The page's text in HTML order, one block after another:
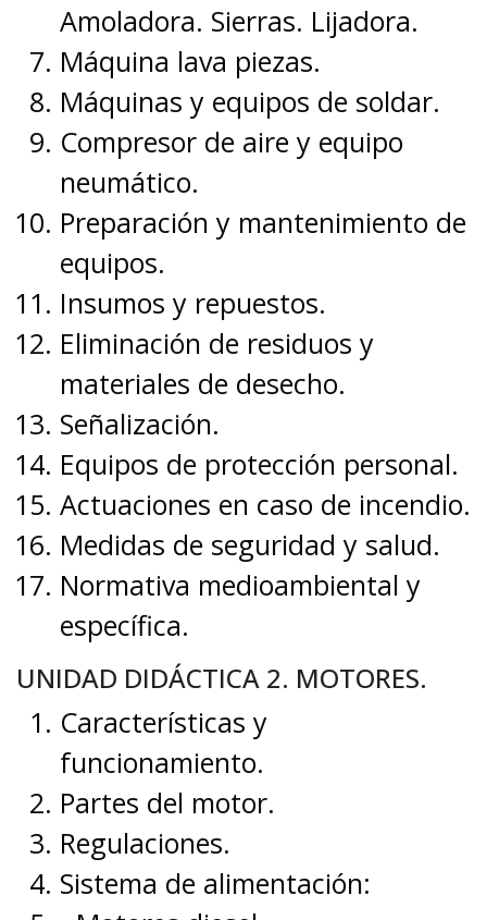
Amoladora. Sierras. Lijadora.
Máquina lava piezas.
Máquinas y equipos de soldar.
Compresor de aire y equipo
neumático.
Preparación y mantenimiento de
equipos.
Insumos y repuestos.
Eliminación de residuos y
materiales de desecho.
Señalización.
Equipos de protección personal.
Actuaciones en caso de incendio.
Medidas de seguridad y salud.
Normativa medioambiental y
específica.
UNIDAD DIDÁCTICA 2. MOTORES.
Características y
funcionamiento.
Partes del motor.
Regulaciones.
Sistema de alimentación: